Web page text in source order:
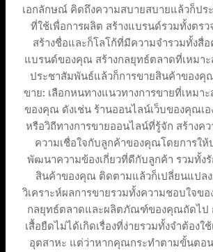
เอกลักษณ์ คิดถึงความสบายสบายแล้วก็ปร
ที่ใช้เพื่อการผลิต สร้างแบรนด์รวมทั้งตร
สร้างชื่อและก็โลโก้ที่มีความจำรวมทั้งสื่
แบรนด์ของคุณ สร้างกลยุทธ์ตลาดที่เหมาะ
ประชาสัมพันธ์แล้วก็การขายสินค้าของคุ
ขาย: เลือกหนทางแนวทางการขายที่เหมา
ของคุณ ดังเช่น ร้านออนไลน์เว็บของคุณเ
หรือวิถีทางการขายออนไลน์ที่รู้จัก สร้างค
ความเชื่อใจกับลูกค้าของคุณโดยการให้
พัฒนาความข้องเกี่ยวที่ดีกับลูกค้า รวมทั้ง
สินค้าของคุณ ติดตามแล้วก็เปลี่ยนแปล
วิเคราะห์ผลการขายรวมทั้งความชอบใจข
กลยุทธ์ตลาดและผลิตภัณฑ์ของคุณถัดไป
เสื้อยืดไม่ได้เกิดเรื่องที่ง่ายรวมทั้งจำต้องใ
อุตสาหะ แต่ว่าหากคุณกระทำตามขั้นตอ